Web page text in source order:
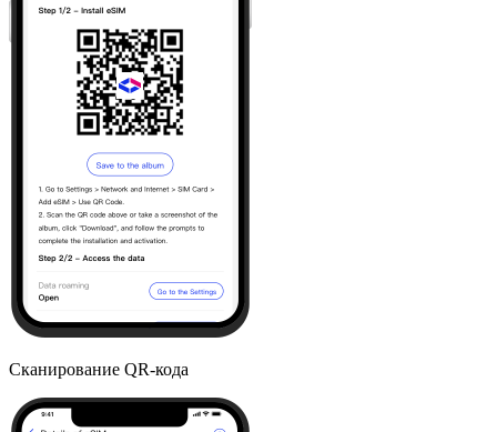
Сканирование QR-кода